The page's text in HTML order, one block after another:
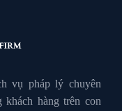
vụ pháp lý chuyên
khách hàng trên con